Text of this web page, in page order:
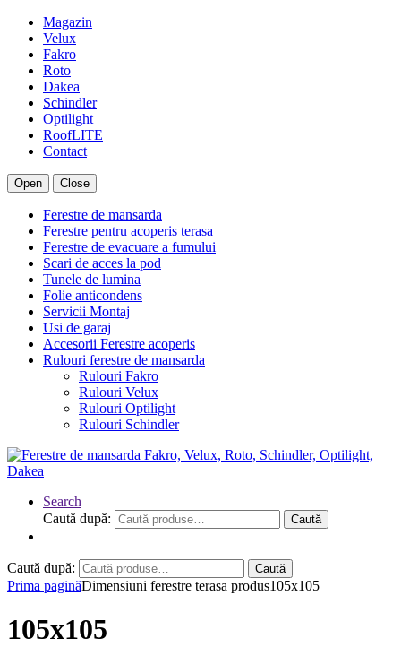
Magazin
Velux
Fakro
Roto
Dakea
Schindler
Optilight
RoofLITE
Contact
Open Close
Ferestre de mansarda
Ferestre pentru acoperis terasa
Ferestre de evacuare a fumului
Scari de acces la pod
Tunele de lumina
Folie anticondens
Servicii Montaj
Usi de garaj
Accesorii Ferestre acoperis
Rulouri ferestre de mansarda
Rulouri Fakro
Rulouri Velux
Rulouri Optilight
Rulouri Schindler
Search
Caută după:
Caută
Caută după: Caută
Prima paginăDimensiuni ferestre terasa produs105x105
105x105